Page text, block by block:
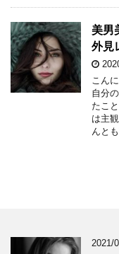
美男
外見
こん
自分
たこ
は主
んと
2021/